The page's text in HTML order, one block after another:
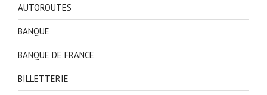
AUTOROUTES
BANQUE
BANQUE DE FRANCE
BILLETTERIE